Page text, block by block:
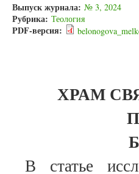
Выпуск журнала: № 3, 2024
Рубрика: Теология
PDF-версия:
ХРАМ
В статье